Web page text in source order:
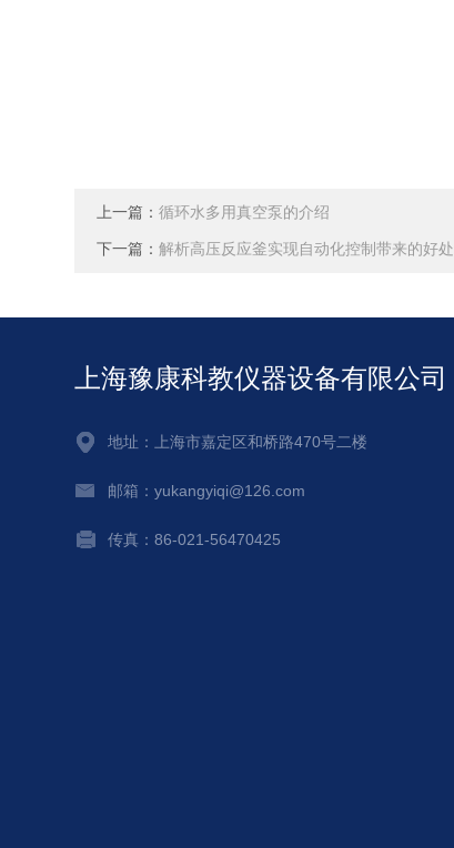
上一篇：循环水多用真空泵的介绍
下一篇：解析高压反应釜实现自动化控制带来的好处
上海豫康科教仪器设备有限公司
地址：上海市嘉定区和桥路470号二楼
邮箱：yukangyiqi@126.com
传真：86-021-56470425